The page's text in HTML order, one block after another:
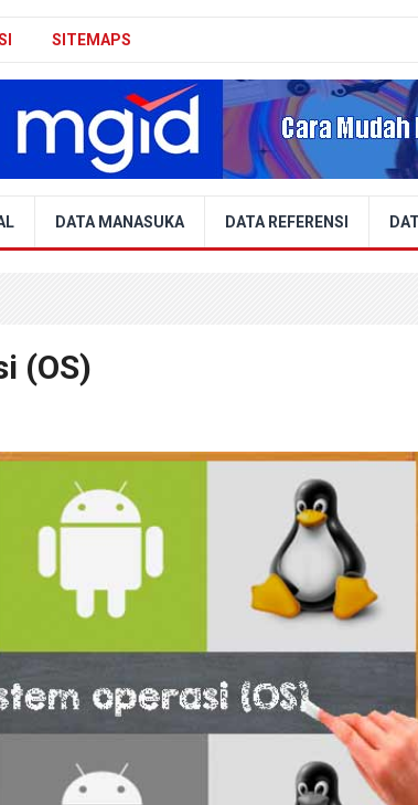
SITEMAPS
DATA MANASUKA DATA REFERENSI
(OS)